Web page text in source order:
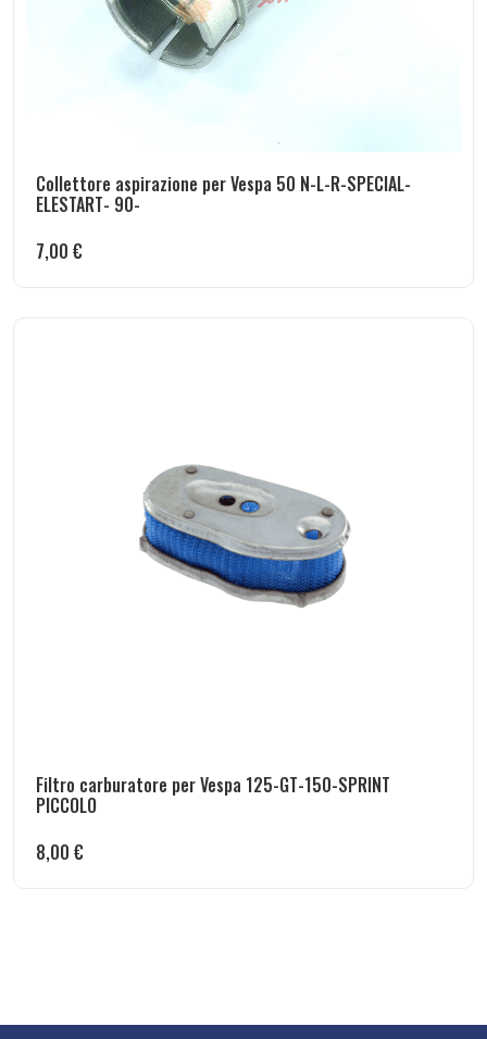
Collettore aspirazione per Vespa 50 N-L-R-SPECIAL-
ELESTART- 90-
7,00 €
Filtro carburatore per Vespa 125-GT-150-SPRINT
PICCOLO
8,00 €